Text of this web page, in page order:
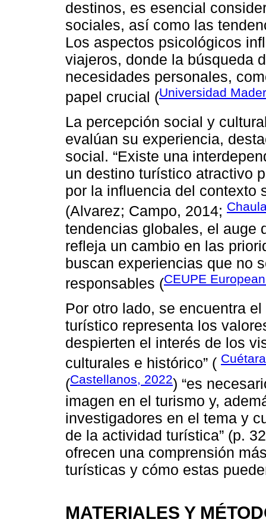
destinos, es esencial
sociales, así como las
Los aspectos psicológicos
viajeros, donde la búsqueda
necesidades personales,
papel crucial (Universidad
La percepción social y
evalúan su experiencia,
social. “Existe una
un destino turístico atractivo
por la influencia del contexto
(Alvarez; Campo, 2014;
tendencias globales, el auge
refleja un cambio en las
buscan experiencias que no
responsables (CEUPE
Por otro lado, se encuentra
turístico representa los
despierten el interés de los
culturales e histórico” (
(Castellanos, 2022) “es
imagen en el turismo y,
investigadores en el tema y
de la actividad turística” (p.
ofrecen una comprensión
turísticas y cómo estas
MATERIALES Y